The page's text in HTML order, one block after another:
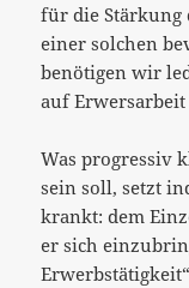
für die Stärkung
einer solchen
benötigen wir
auf
Was progressiv
sein soll, setzt
krankt: dem
er sich